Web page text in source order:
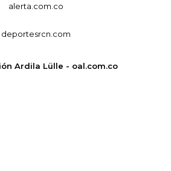
alerta.com.co
deportesrcn.com
Ardila Lülle - oal.com.co